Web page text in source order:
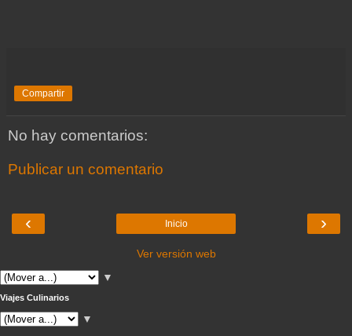
Compartir
No hay comentarios:
Publicar un comentario
‹ ›
Inicio
Ver versión web
▼
Viajes Culinarios
▼